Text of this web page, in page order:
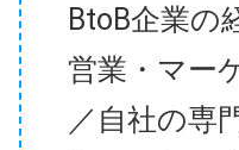
BtoB企業の
営業・マー
／自社の専